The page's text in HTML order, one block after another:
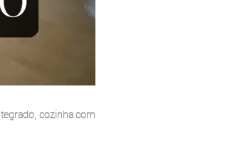
cozinha com